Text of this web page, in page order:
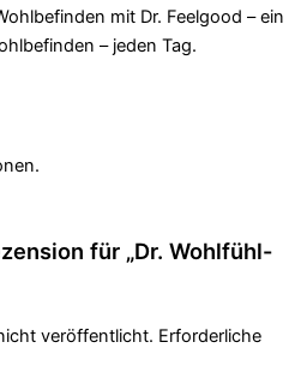
mit Dr. Feelgood – ein
– jeden Tag.
für „Dr. Wohlfühl-
veröffentlicht. Erforderliche